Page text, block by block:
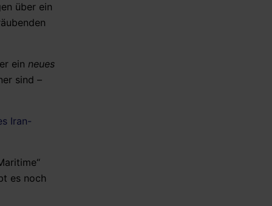
über ein
ein neues
sind –
Iran-
es noch